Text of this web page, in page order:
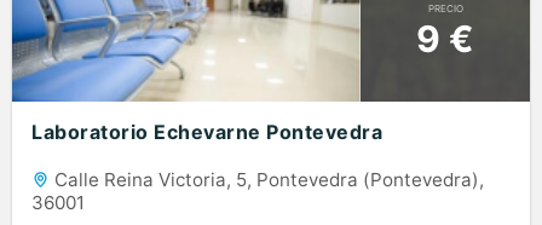
PRECIO
9 €
Laboratorio Echevarne Pontevedra
Calle Reina Victoria, 5, Pontevedra (Pontevedra),
36001